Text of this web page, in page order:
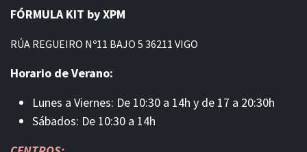
FÓRMULA KIT by XPM
RÚA REGUEIRO Nº11 BAJO 5 36211 VIGO
Horario de Verano:
Lunes a Viernes: De 10:30 a 14h y de 17 a 20:30h
Sábados: De 10:30 a 14h